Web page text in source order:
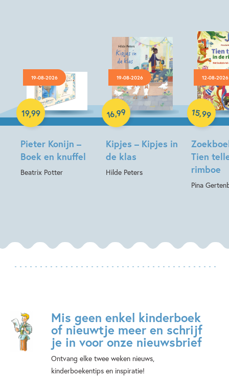
19-08-2026
Pieter Konijn –
Boek en knuffel
Beatrix Potter
19,99
Hardcover
19-08-2026
Kipjes – Kipjes in
de klas
Hilde Peters
16,99
Hardcover
12-08-2026
Tien
rimboe
Pina
15,99
Hardcover
Mis geen enkel kinderboek
of nieuwtje meer en schrijf
je in voor onze nieuwsbrief
Ontvang elke twee weken nieuws,
kinderboekentips en inspiratie!